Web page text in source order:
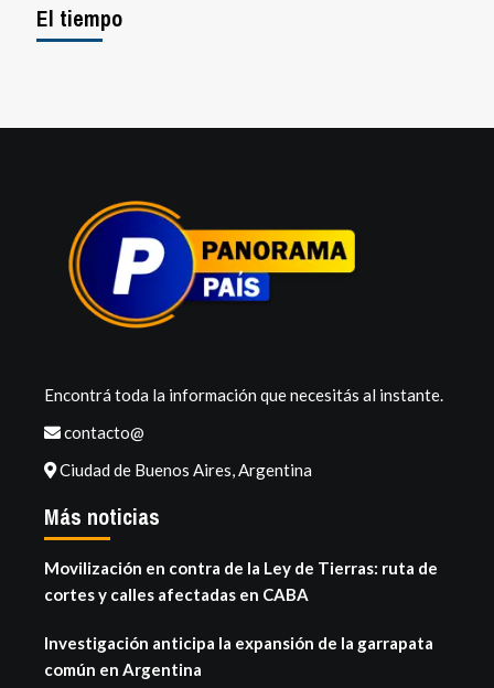
El tiempo
Encontrá toda la información que necesitás al instante.
contacto@
Ciudad de Buenos Aires, Argentina
Más noticias
Movilización en contra de la Ley de Tierras: ruta de
cortes y calles afectadas en CABA
Investigación anticipa la expansión de la garrapata
común en Argentina